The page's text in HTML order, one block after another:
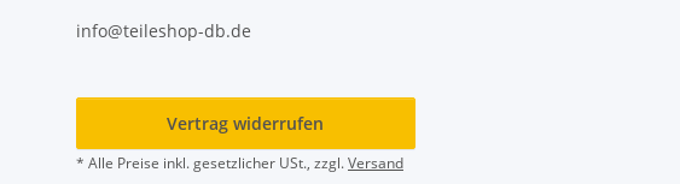
info@teileshop-db.de
Vertrag widerrufen
* Alle Preise inkl. gesetzlicher USt., zzgl.Versand